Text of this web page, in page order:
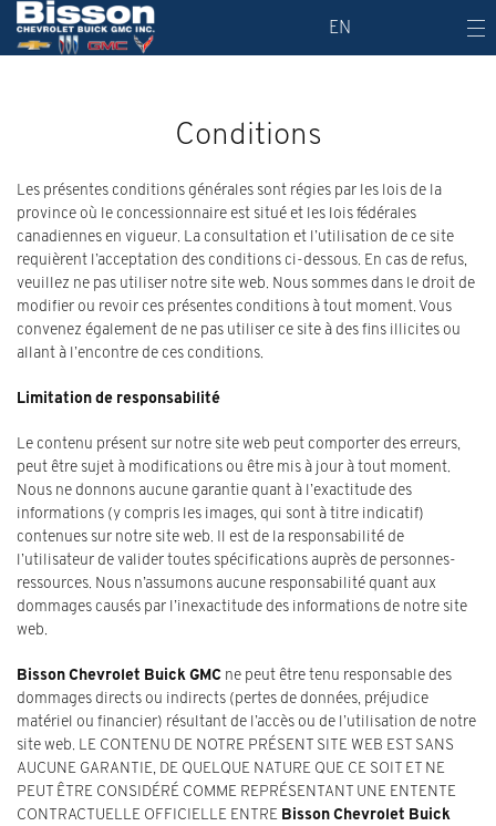
EN
Conditions
Les présentes conditions générales sont régies par les lois de la
province où le concessionnaire est situé et les lois fédérales
canadiennes en vigueur. La consultation et l’utilisation de ce site
requièrent l’acceptation des conditions ci-dessous. En cas de refus,
veuillez ne pas utiliser notre site web. Nous sommes dans le droit de
modifier ou revoir ces présentes conditions à tout moment. Vous
convenez également de ne pas utiliser ce site à des fins illicites ou
allant à l’encontre de ces conditions.
Limitation de responsabilité
Le contenu présent sur notre site web peut comporter des erreurs,
peut être sujet à modifications ou être mis à jour à tout moment.
Nous ne donnons aucune garantie quant à l’exactitude des
informations (y compris les images, qui sont à titre indicatif)
contenues sur notre site web. Il est de la responsabilité de
l’utilisateur de valider toutes spécifications auprès de personnes-
ressources. Nous n’assumons aucune responsabilité quant aux
dommages causés par l’inexactitude des informations de notre site
web.
Bisson Chevrolet Buick GMC ne peut être tenu responsable des
dommages directs ou indirects (pertes de données, préjudice
matériel ou financier) résultant de l’accès ou de l’utilisation de notre
site web. LE CONTENU DE NOTRE PRÉSENT SITE WEB EST SANS
AUCUNE GARANTIE, DE QUELQUE NATURE QUE CE SOIT ET NE
PEUT ÊTRE CONSIDÉRÉ COMME REPRÉSENTANT UNE ENTENTE
CONTRACTUELLE OFFICIELLE ENTRE Bisson Chevrolet Buick